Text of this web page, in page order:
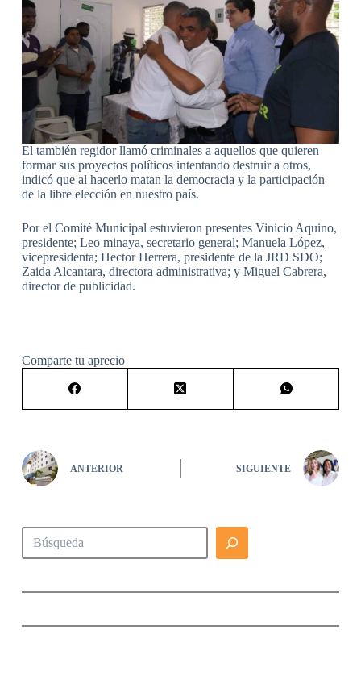
El también regidor llamó criminales a aquellos que quieren
formar sus proyectos políticos intentando destruir a otros,
indicó que al hacerlo matan la democracia y la participación
de la libre elección en nuestro país.
Por el Comité Municipal estuvieron presentes Vinicio Aquino,
presidente; Leo minaya, secretario general; Manuela López,
vicepresidenta; Hector Herrera, presidente de la JRD SDO;
Zaida Alcantara, directora administrativa; y Miguel Cabrera,
director de publicidad.
Comparte tu aprecio
ANTERIOR SIGUIENTE
Buscar